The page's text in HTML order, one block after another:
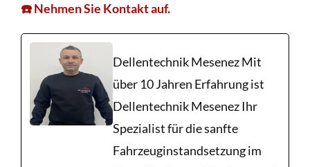
☎️ Nehmen Sie Kontakt auf.
Dellentechnik Mesenez Mit
über 10 Jahren Erfahrung ist
Dellentechnik Mesenez Ihr
Spezialist für die sanfte
Fahrzeuginstandsetzung im